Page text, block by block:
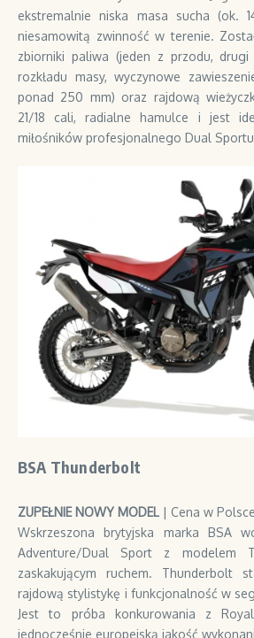
ekstremalnie niska masa sucha (ok.
niesamowitą zwinność w terenie.
zbiorniki paliwa (jeden z przodu,
rozkładu masy, wyczynowe
ponad 250 mm) oraz rajdową
21/18 cali, radialne hamulce i jest
miłośników profesjonalnego Dual
BSA Thunderbolt
ZUPEŁNIE NOWY MODEL | Cena w
Wskrzeszona brytyjska marka BSA
Adventure/Dual Sport z modelem
zaskakującym ruchem. Thunderbolt
rajdową stylistykę i funkcjonalność w
Jest to próba konkurowania z
jednocześnie europejską jakość